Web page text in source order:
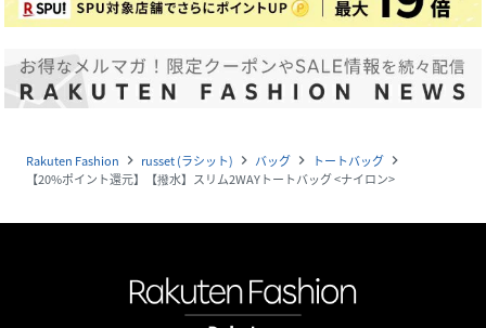
Rakuten Fashion navigate_next russet (ラシット) navigate_next バッグ navigate_next トートバッグ navigate_next
【20%ポイント還元】【撥水】スリム2WAYトートバッグ <ナイロン>